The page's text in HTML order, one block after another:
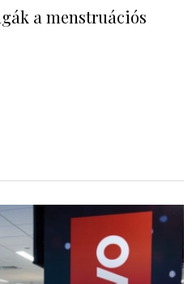
a menstruációs